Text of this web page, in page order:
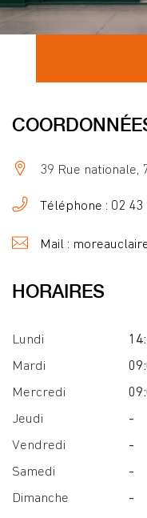
39 Rue nationale,
Téléphone : 02 43
Mail :
HORAIRES
Lundi
Mardi
Mercredi
Jeudi
-
Vendredi
-
Samedi
-
Dimanche
-